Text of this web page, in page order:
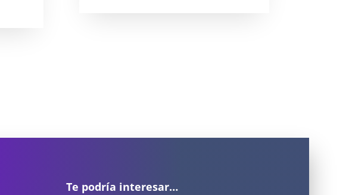
Te podría interesar…